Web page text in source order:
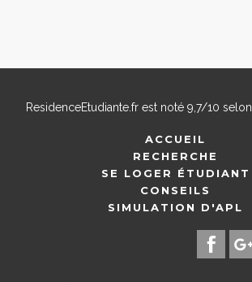
ResidenceEtudiante.frest noté 9,7/10 selon
ACCUEIL
RECHERCHE
SE LOGER ÉTUDIANT
CONSEILS
SIMULATION D'APL